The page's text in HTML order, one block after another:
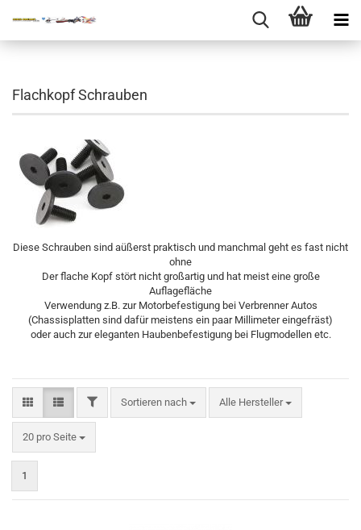
Flachkopf Schrauben
Diese Schrauben sind aüßerst praktisch und manchmal geht es fast nicht
ohne
Der flache Kopf stört nicht großartig und hat meist eine große
Auflagefläche
Verwendung z.B. zur Motorbefestigung bei Verbrenner Autos
(Chassisplatten sind dafür meistens ein paar Millimeter eingefräst)
oder auch zur eleganten Haubenbefestigung bei Flugmodellen etc.
FILTERSortieren nach
Sortieren nach Alle Hersteller
20 pro Seite
pro Seite
1